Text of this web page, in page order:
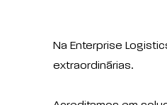
Na Enterprise
extraordinárias.